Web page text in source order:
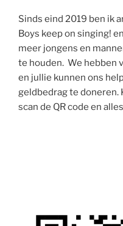
Sinds eind 2019 ben ik
Boys keep on singing!
meer jongens en
te houden. We hebben
en jullie kunnen ons
geldbedrag te doneren.
scan de QR code en